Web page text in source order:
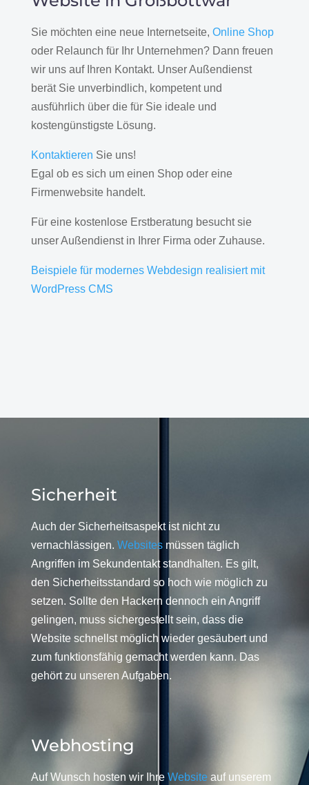
Sie möchten eine neue Internetseite, Online Shop
oder Relaunch für Ihr Unternehmen? Dann freuen
wir uns auf Ihren Kontakt. Unser Außendienst
berät Sie unverbindlich, kompetent und
ausführlich über die für Sie ideale und
kostengünstigste Lösung.
Kontaktieren Sie uns!
Egal ob es sich um einen Shop oder eine
Firmenwebsite handelt.
Für eine kostenlose Erstberatung besucht sie
unser Außendienst in Ihrer Firma oder Zuhause.
Beispiele für modernes Webdesign realisiert mit
WordPress CMS
Sicherheit
Auch der Sicherheitsaspekt ist nicht zu
vernachlässigen. Websitesmüssen täglich
Angriffen im Sekundentakt standhalten. Es gilt,
den Sicherheitsstandard so hoch wie möglich zu
setzen. Sollte den Hackern dennoch ein Angriff
gelingen, muss sichergestellt sein, dass die
Website schnellst möglich wieder gesäubert und
zum funktionsfähig gemacht werden kann. Das
gehört zu unseren Aufgaben.
Webhosting
Auf Wunsch hosten wir Ihre Website auf unserem